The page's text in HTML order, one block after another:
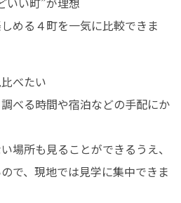
める４町を一気に比較できま
べたい
べる時間や宿泊などの手配にか
場所も見ることができるうえ、
で、現地では見学に集中できま